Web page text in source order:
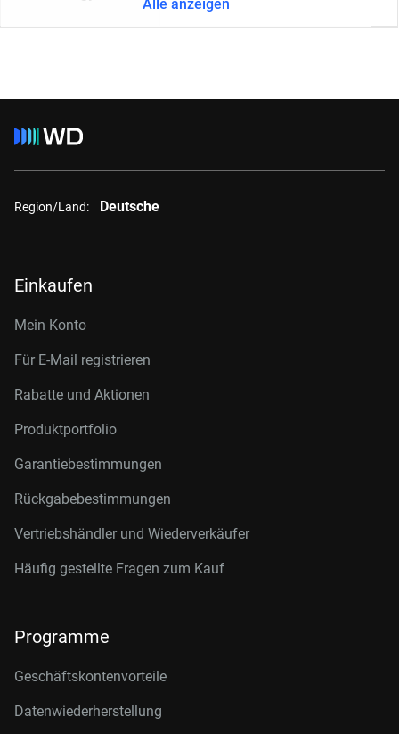
Alle anzeigen
Region/Land: Deutsche
Einkaufen
Mein Konto
Für E-Mail registrieren
Rabatte und Aktionen
Produktportfolio
Garantiebestimmungen
Rückgabebestimmungen
Vertriebshändler und Wiederverkäufer
Häufig gestellte Fragen zum Kauf
Programme
Geschäftskontenvorteile
Datenwiederherstellung